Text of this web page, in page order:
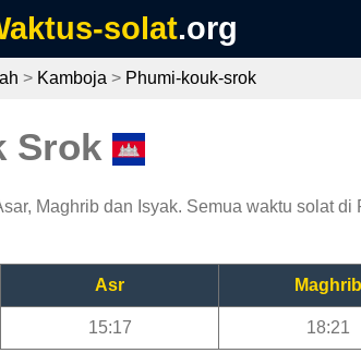
solat.org
> Kamboja > Phumi-kouk-srok
Srok
Maghrib dan Isyak. Semua waktu solat
Asr Maghrib
15:17 18:21